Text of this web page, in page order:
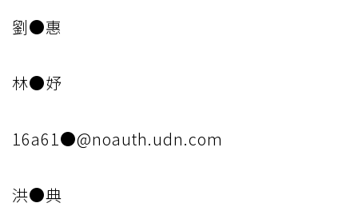
劉●惠
林●妤
16a61●@noauth.udn.com
洪●典